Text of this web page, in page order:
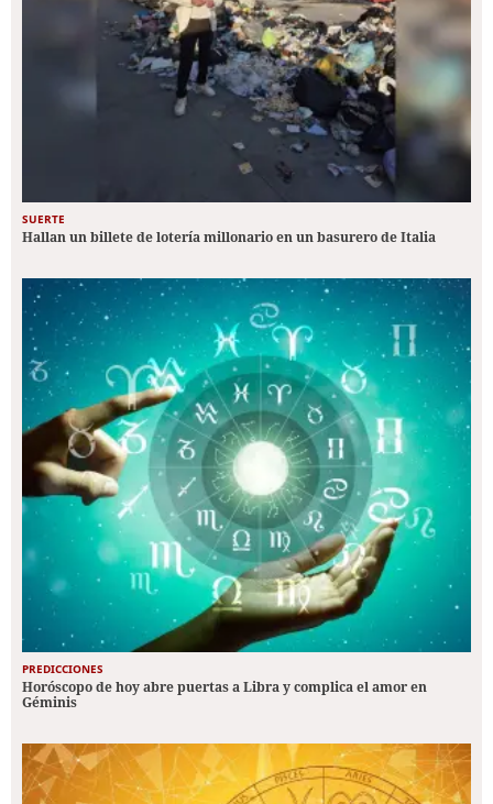
SUERTE
Hallan un billete de lotería millonario en un basurero de Italia
PREDICCIONES
Horóscopo de hoy abre puertas a Libra y complica el amor en
Géminis